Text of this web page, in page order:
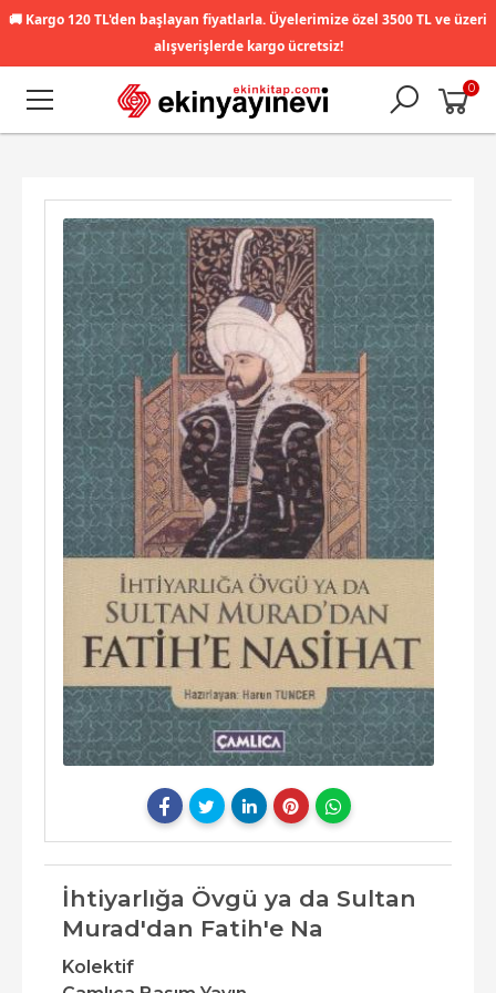
🚚 Kargo 120 TL'den başlayan fiyatlarla. Üyelerimize özel 3500 TL ve üzeri
alışverişlerde kargo ücretsiz!
0
İhtiyarlığa Övgü ya da Sultan
Murad'dan Fatih'e Na
Kolektif